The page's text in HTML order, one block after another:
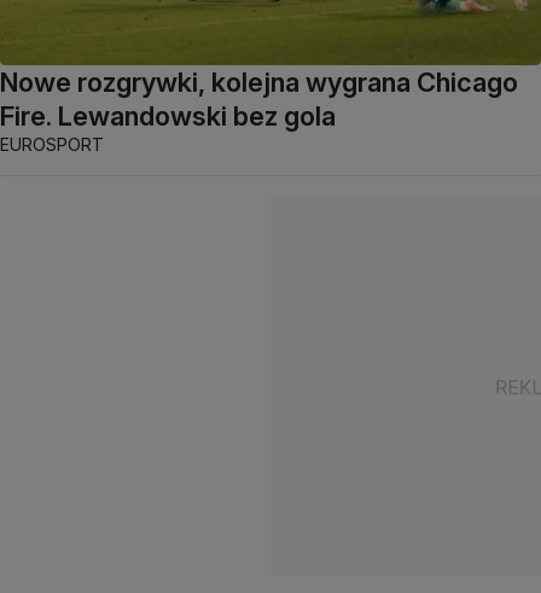
Nowe rozgrywki, kolejna wygrana Chicago
Fire. Lewandowski bez gola
EUROSPORT